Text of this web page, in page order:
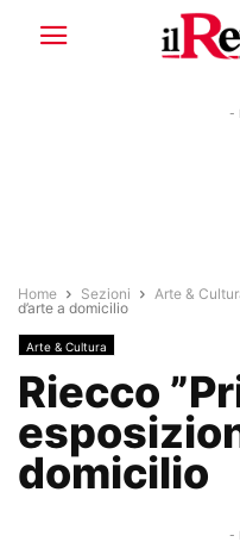
-
Home Sezioni Arte &
d’arte a domicilio
Arte & Cultura
Riecco
domicilio
-